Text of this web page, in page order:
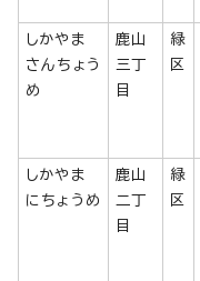
しかやま
さんちょう
め
鹿山
三丁
目
緑
区
しかやま
にちょうめ
鹿山
二丁
目
緑
区